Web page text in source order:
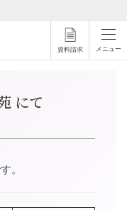
資料請求 メニュー
にて
。